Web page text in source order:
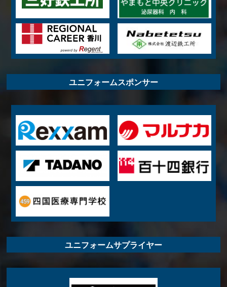
ユニフォームスポンサー
ユニフォームサプライヤー